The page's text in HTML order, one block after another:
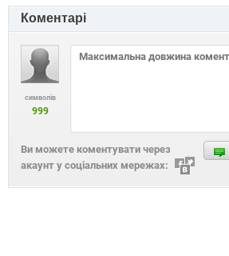
Коментарі
символів
999
Ви можете коментувати через
акаунт у соціальних мережах: